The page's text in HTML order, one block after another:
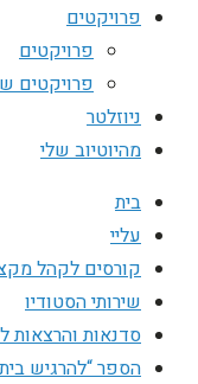
פרויקטים
פרויקטים
פרויקטים
ניוזלטר
מהיוטיוב שלי
בית
עליי
קורסים לקהל
שירותי הסטודיו
סדנאות והרצאות
הספר “להרגיש